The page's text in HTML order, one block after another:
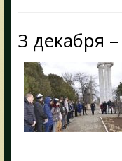
3 декабря